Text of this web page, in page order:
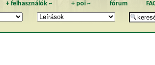
+felhasználók ~ + poi~ fórum